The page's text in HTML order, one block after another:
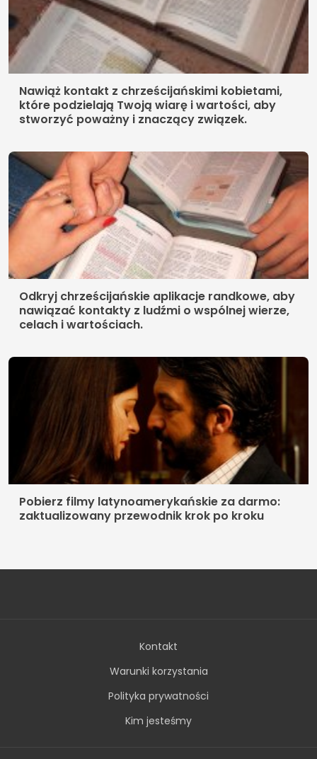
Nawiąż kontakt z chrześcijańskimi kobietami,
które podzielają Twoją wiarę i wartości, aby
stworzyć poważny i znaczący związek.
Odkryj chrześcijańskie aplikacje randkowe, aby
nawiązać kontakty z ludźmi o wspólnej wierze,
celach i wartościach.
Pobierz filmy latynoamerykańskie za darmo:
zaktualizowany przewodnik krok po kroku
Kontakt
Warunki korzystania
Polityka prywatności
Kim jesteśmy